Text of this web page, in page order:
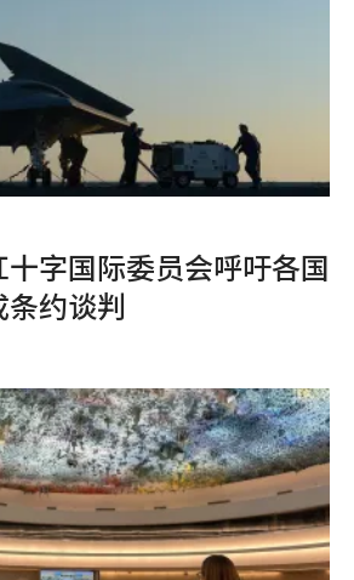
字国际委员会呼吁各国
约谈判